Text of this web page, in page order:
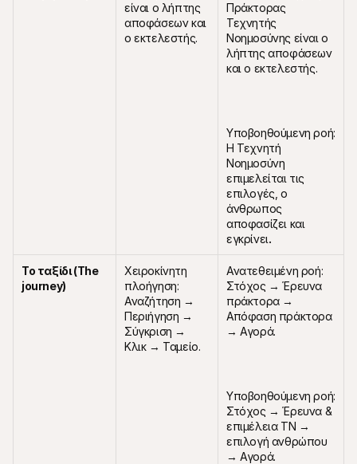
είναι ο λήπτης
αποφάσεων και
ο εκτελεστής.
Πράκτορας
Τεχνητής
Νοημοσύνης είναι ο
λήπτης αποφάσεων
και ο εκτελεστής.
Υποβοηθούμενη ροή:
Η Τεχνητή
Νοημοσύνη
επιμελείται τις
επιλογές, ο
άνθρωπος
αποφασίζει και
εγκρίνει.
Το ταξίδι (The
journey)
Χειροκίνητη
πλοήγηση:
Αναζήτηση →
Περιήγηση →
Σύγκριση →
Κλικ → Ταμείο.
Ανατεθειμένη ροή:
Στόχος → Έρευνα
πράκτορα →
Απόφαση πράκτορα
→ Αγορά.
Υποβοηθούμενη ροή:
Στόχος → Έρευνα &
επιμέλεια ΤΝ →
επιλογή ανθρώπου
→ Αγορά.